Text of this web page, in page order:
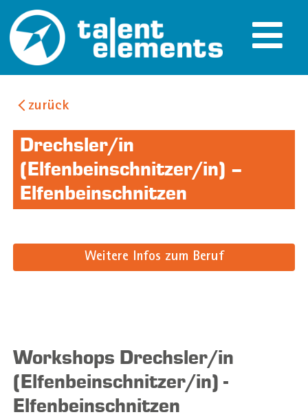
zurück
Drechsler/in
(Elfenbeinschnitzer/in) –
Elfenbeinschnitzen
Weitere Infos zum Beruf
Workshops Drechsler/in
(Elfenbeinschnitzer/in) -
Elfenbeinschnitzen